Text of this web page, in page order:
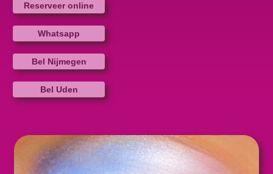
Reserveer online
Whatsapp
Bel Nijmegen
Bel Uden